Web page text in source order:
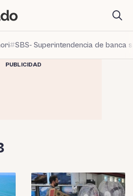
SBS- Superintendencia de banca
PUBLICIDAD